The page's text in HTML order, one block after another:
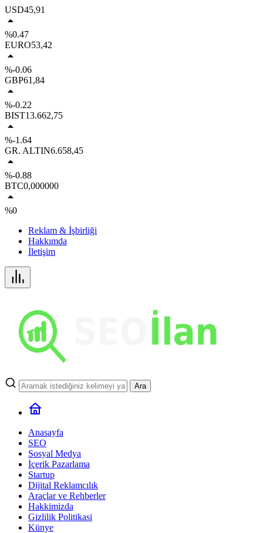
USD45,91
%0.47
EURO53,42
%-0.06
GBP61,84
%-0.22
BIST13.662,75
%-1.64
GR. ALTIN6.658,45
%-0.88
BTC0,000000
%0
Reklam & İşbirliği
Hakkımda
İletişim
Ara
Anasayfa
SEO
Sosyal Medya
İçerik Pazarlama
Startup
Dijital Reklamcılık
Araçlar ve Rehberler
Hakkimizda
Gizlilik Politikasi
Künye